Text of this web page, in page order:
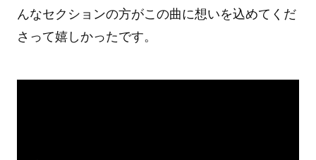
んなセクションの方がこの曲に想いを込めてくだ
さって嬉しかったです。